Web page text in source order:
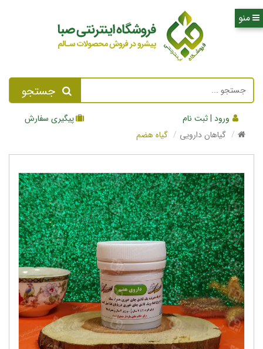
جستجو
ورود | ثبت نام
پیگیری سفارش
گیاهان دارویی
گیاه هضم